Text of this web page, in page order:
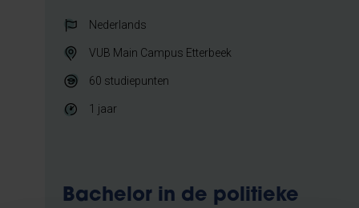
Nederlands
VUB Main Campus Etterbeek
60 studiepunten
1 jaar
Bachelor in de politieke